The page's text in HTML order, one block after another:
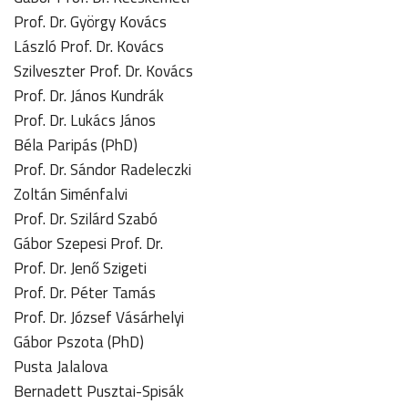
Prof. Dr. György Kovács
László Prof. Dr. Kovács
Szilveszter Prof. Dr. Kovács
Prof. Dr. János Kundrák
Prof. Dr. Lukács János
Béla Paripás (PhD)
Prof. Dr. Sándor Radeleczki
Zoltán Siménfalvi
Prof. Dr. Szilárd Szabó
Gábor Szepesi Prof. Dr.
Prof. Dr. Jenő Szigeti
Prof. Dr. Péter Tamás
Prof. Dr. József Vásárhelyi
Gábor Pszota (PhD)
Pusta Jalalova
Bernadett Pusztai-Spisák